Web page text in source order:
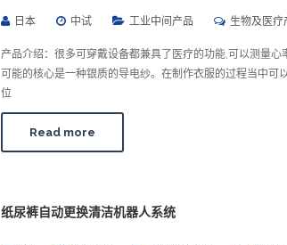
日本 中试 工业中间产品 生物及医疗
产品介绍：很多可穿戴设备都兼具了医疗的功能,可以测量
可能的核心是一种银质的导电纱。在制作衣服的过程当中
位
Read more
纸尿裤自动更换清洁机器人系统